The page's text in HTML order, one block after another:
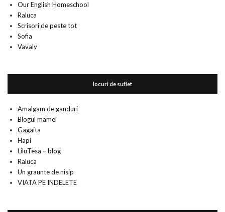
Our English Homeschool
Raluca
Scrisori de peste tot
Sofia
Vavaly
locuri de suflet
Amalgam de ganduri
Blogul mamei
Gagaita
Hapi
LiluTesa – blog
Raluca
Un graunte de nisip
VIATA PE INDELETE